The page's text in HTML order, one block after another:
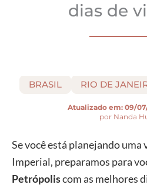
dias de
BRASIL RIO DE
Atualizado em: 09/
por Nanda
Se você está planejando uma
Imperial, preparamos para
Petrópoliscom as melhores